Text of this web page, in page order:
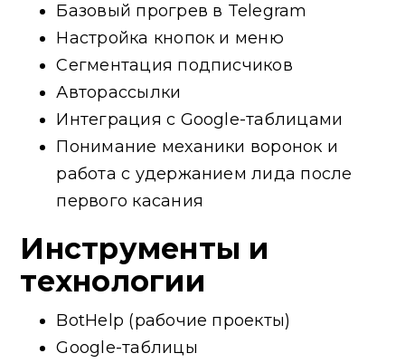
Базовый прогрев в Telegram
Настройка кнопок и меню
Сегментация подписчиков
Авторассылки
Интеграция с Google-таблицами
Понимание механики воронок и
работа с удержанием лида после
первого касания
Инструменты и
технологии
BotHelp (рабочие проекты)
Google-таблицы